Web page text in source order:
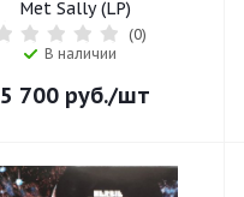
Met Sally (LP)
(0)
В наличии
5 700 руб./шт